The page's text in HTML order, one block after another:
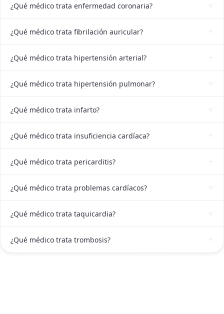
¿Qué médico trata enfermedad coronaria?
¿Qué médico trata fibrilación auricular?
¿Qué médico trata hipertensión arterial?
¿Qué médico trata hipertensión pulmonar?
¿Qué médico trata infarto?
¿Qué médico trata insuficiencia cardíaca?
¿Qué médico trata pericarditis?
¿Qué médico trata problemas cardíacos?
¿Qué médico trata taquicardia?
¿Qué médico trata trombosis?